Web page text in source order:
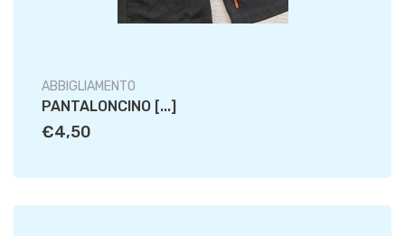
ABBIGLIAMENTO
PANTALONCINO [...]
€4,50